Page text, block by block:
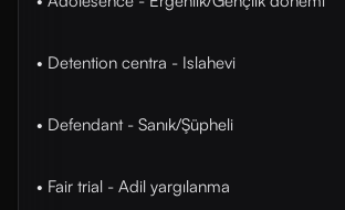
• Detention centra - Islahevi
• Defendant - Sanık/Şüpheli
• Fair trial - Adil yargılanma